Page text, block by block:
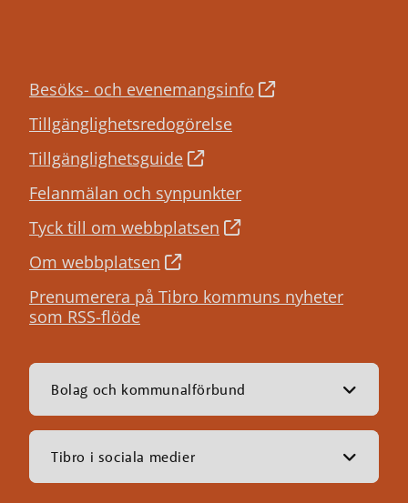
Besöks- och evenemangsinfo
Tillgänglighetsredogörelse
Tillgänglighetsguide
Felanmälan och synpunkter
Tyck till om webbplatsen
Om webbplatsen
Prenumerera på Tibro kommuns nyheter
som RSS-flöde
Bolag och kommunalförbund
Tibro i sociala medier